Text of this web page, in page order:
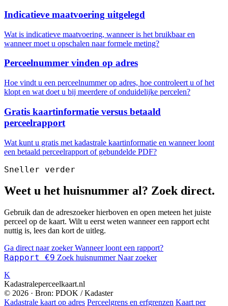
Indicatieve maatvoering uitgelegd
Wat is indicatieve maatvoering, wanneer is het bruikbaar en
wanneer moet u opschalen naar formele meting?
Perceelnummer vinden op adres
Hoe vindt u een perceelnummer op adres, hoe controleert u of het
klopt en wat doet u bij meerdere of onduidelijke percelen?
Gratis kaartinformatie versus betaald
perceelrapport
Wat kunt u gratis met kadastrale kaartinformatie en wanneer loont
een betaald perceelrapport of gebundelde PDF?
Sneller verder
Weet u het huisnummer al? Zoek direct.
Gebruik dan de adreszoeker hierboven en open meteen het juiste
perceel op de kaart. Wilt u eerst weten wanneer een rapport echt
nuttig is, lees dan kort de uitleg.
Ga direct naar zoekerWanneer loont een rapport?
Rapport €9 Zoek huisnummer Naar zoeker
K
Kadastraleperceelkaart.nl
© 2026 · Bron: PDOK / Kadaster
Kadastrale kaart op adres Perceelgrens en erfgrenzen Kaart per